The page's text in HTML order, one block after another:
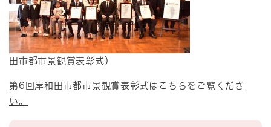
田市都市景観賞表彰式）
第6回岸和田市都市景観賞表彰式はこちらをご覧くださ
い。